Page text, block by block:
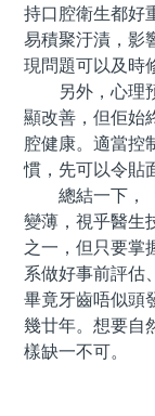
持口腔衛生都好
易積聚汙漬，影
現問題可以及時
另外，心理預
顯改善，但佢始
腔健康。適當控
慣，先可以令貼
總結一下，「
變薄，視乎醫生
之一，但只要掌
系做好事前評估
畢竟牙齒唔似頭
幾廿年。想要自
樣缺一不可。